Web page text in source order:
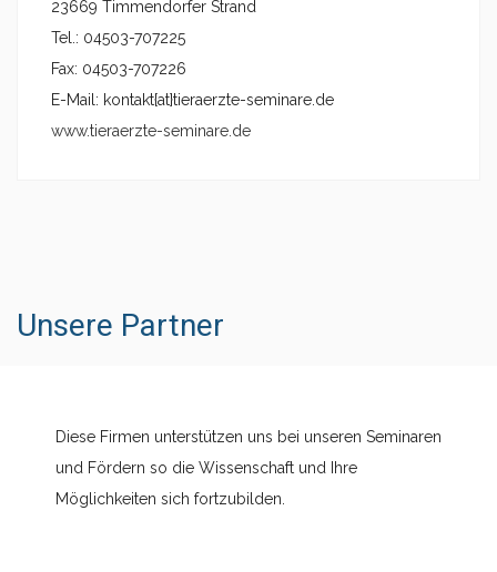
23669 Timmendorfer Strand
Tel.: 04503-707225
Fax: 04503-707226
E-Mail: kontakt{at}tieraerzte-seminare.de
www.tieraerzte-seminare.de
Unsere Partner
Diese Firmen unterstützen uns bei unseren Seminaren
und Fördern so die Wissenschaft und Ihre
Möglichkeiten sich fortzubilden.